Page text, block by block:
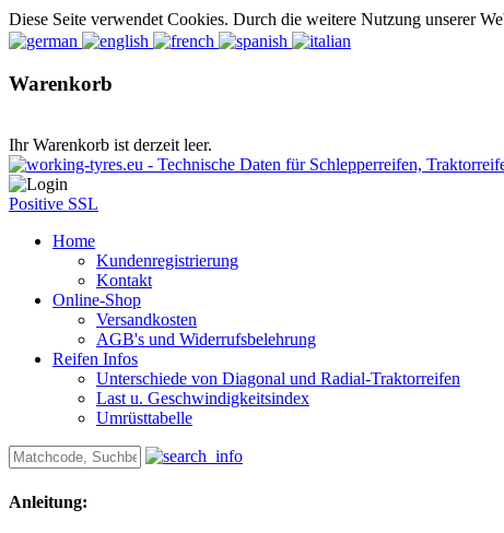
Diese Seite verwendet Cookies. Durch die weitere Nutzung unserer
Warenkorb
Ihr Warenkorb ist derzeit leer.
Positive SSL
Home
Kundenregistrierung
Kontakt
Online-Shop
Versandkosten
AGB's und Widerrufsbelehrung
Reifen Infos
Unterschiede von Diagonal und Radial-Traktorreifen
Last u. Geschwindigkeitsindex
Umrüsttabelle
Anleitung: